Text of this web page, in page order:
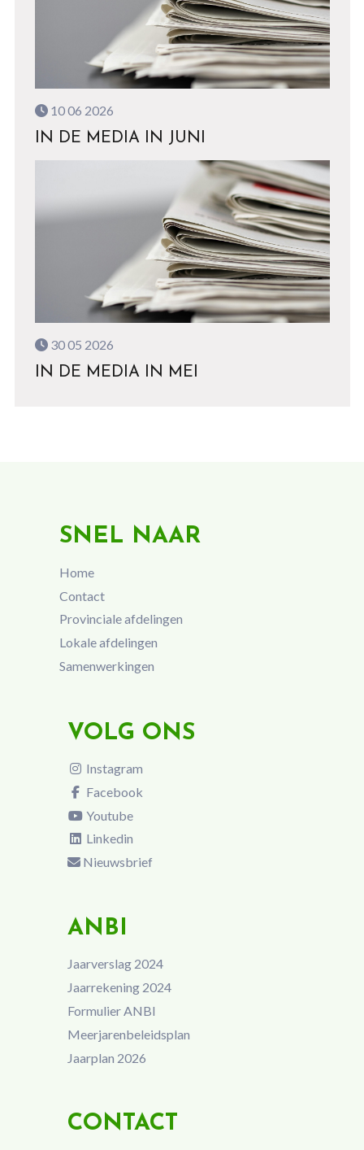
10 06 2026
IN DE MEDIA IN JUNI
30 05 2026
IN DE MEDIA IN MEI
SNEL NAAR
Home
Contact
Provinciale afdelingen
Lokale afdelingen
Samenwerkingen
VOLG ONS
Instagram
Facebook
Youtube
Linkedin
Nieuwsbrief
ANBI
Jaarverslag 2024
Jaarrekening 2024
Formulier ANBI
Meerjarenbeleidsplan
Jaarplan 2026
CONTACT